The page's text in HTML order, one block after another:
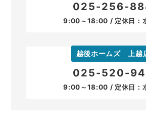
025-256-
9:00～18:00 / 定休日：
越後ホームズ 上越
025-520-
9:00～18:00 / 定休日：